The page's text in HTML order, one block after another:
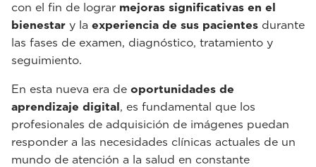
con el fin de lograr mejoras significativas en el
bienestar y la experiencia de sus pacientes durante
las fases de examen, diagnóstico, tratamiento y
seguimiento.
En esta nueva era de oportunidades de
aprendizaje digital, es fundamental que los
profesionales de adquisición de imágenes puedan
responder a las necesidades clínicas actuales de un
mundo de atención a la salud en constante